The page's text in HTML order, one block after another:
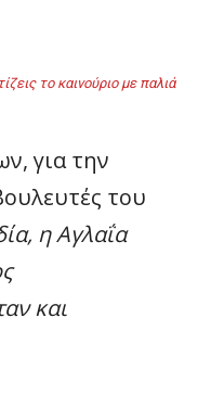
το καινούριο με παλιά
για την
του
η Αγλαΐα
και